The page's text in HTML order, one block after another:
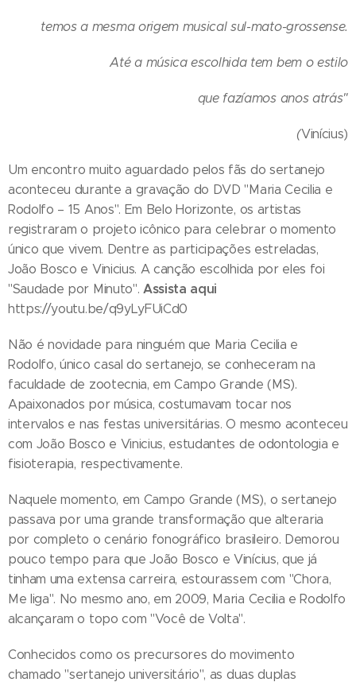
temos a mesma origem musical sul-mato-grossense.
Até a música escolhida tem bem o estilo
que fazíamos anos atrás"
(Vinícius)
Um encontro muito aguardado pelos fãs do sertanejo
aconteceu durante a gravação do DVD "Maria Cecilia e
Rodolfo – 15 Anos". Em Belo Horizonte, os artistas
registraram o projeto icônico para celebrar o momento
único que vivem. Dentre as participações estreladas,
João Bosco e Vinicius. A canção escolhida por eles foi
"Saudade por Minuto". Assista aqui
https://youtu.be/q9yLyFUiCd0
Não é novidade para ninguém que Maria Cecilia e
Rodolfo, único casal do sertanejo, se conheceram na
faculdade de zootecnia, em Campo Grande (MS).
Apaixonados por música, costumavam tocar nos
intervalos e nas festas universitárias. O mesmo aconteceu
com João Bosco e Vinicius, estudantes de odontologia e
fisioterapia, respectivamente.
Naquele momento, em Campo Grande (MS), o sertanejo
passava por uma grande transformação que alteraria
por completo o cenário fonográfico brasileiro. Demorou
pouco tempo para que João Bosco e Vinícius, que já
tinham uma extensa carreira, estourassem com "Chora,
Me liga". No mesmo ano, em 2009, Maria Cecilia e Rodolfo
alcançaram o topo com "Você de Volta".
Conhecidos como os precursores do movimento
chamado "sertanejo universitário", as duas duplas